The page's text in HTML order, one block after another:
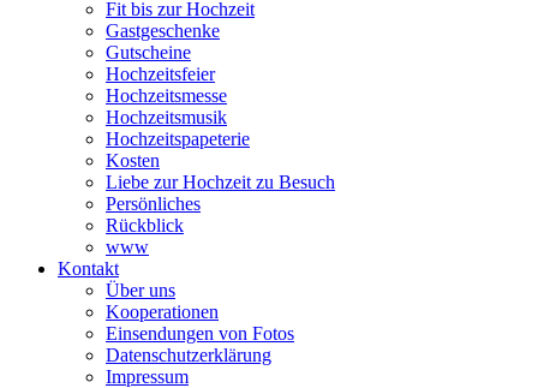
Fit bis zur Hochzeit
Gastgeschenke
Gutscheine
Hochzeitsfeier
Hochzeitsmesse
Hochzeitsmusik
Hochzeitspapeterie
Kosten
Liebe zur Hochzeit zu Besuch
Persönliches
Rückblick
www
Kontakt
Über uns
Kooperationen
Einsendungen von Fotos
Datenschutzerklärung
Impressum